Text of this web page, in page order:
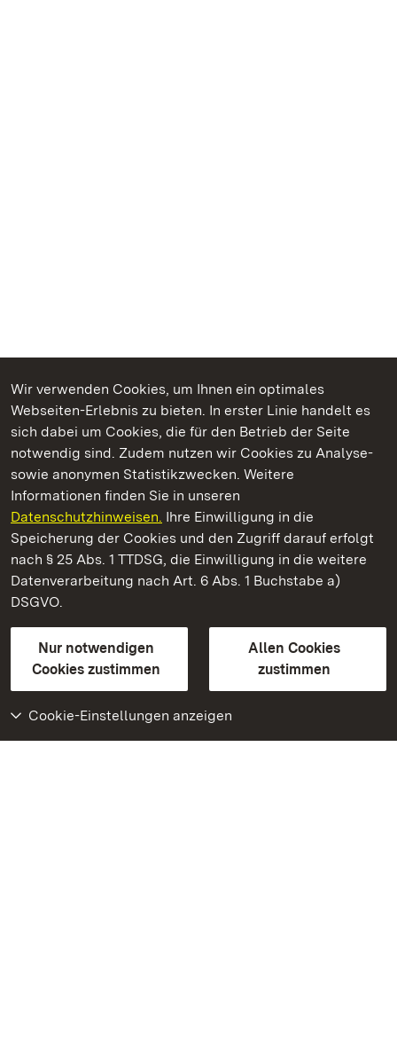
Wir verwenden Cookies, um Ihnen ein optimales
Webseiten-Erlebnis zu bieten. In erster Linie handelt es
sich dabei um Cookies, die für den Betrieb der Seite
notwendig sind. Zudem nutzen wir Cookies zu Analyse-
sowie anonymen Statistikzwecken. Weitere
Informationen finden Sie in unseren
Datenschutzhinweisen. Ihre Einwilligung in die
Speicherung der Cookies und den Zugriff darauf erfolgt
nach § 25 Abs. 1 TTDSG, die Einwilligung in die weitere
Datenverarbeitung nach Art. 6 Abs. 1 Buchstabe a)
DSGVO.
Nur notwendigen
Cookies zustimmen
Allen Cookies
zustimmen
Cookie-Einstellungen anzeigen
Kommen. Staunen. Genießen.
Fürstenhäusle Meersburg
Staatliche Schlösser und Gärten Baden-Württemberg
Kontakt
GebärdenspracheLeichte Sprache
Erklärung zur Barrierefreiheit
BITV-konform (geprüfte Seiten)
Weiteres